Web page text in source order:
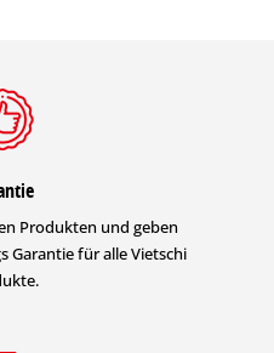
Produkten und geben
Garantie für alle Vietschi